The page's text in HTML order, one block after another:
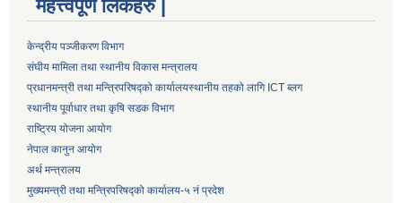
महत्त्वपूर्ण लिंकहरु |
केन्द्रीय पञ्जीकरण विभाग
संघीय मामिला तथा स्थानीय विकास मन्त्रालय
प्रधानमन्त्री तथा मन्त्रिपरिषद्को कार्यालयस्थानीय तहको लागि ICT ब्लग
स्थानीय पूर्वाधार तथा कृषि सडक विभाग
राष्ट्रिय योजना आयोग
नेपाल कानुन आयोग
अर्थ मन्त्रालय
मुख्यमन्त्री तथा मन्त्रिपरिषद्को कार्यालय-५ नं प्रदेश